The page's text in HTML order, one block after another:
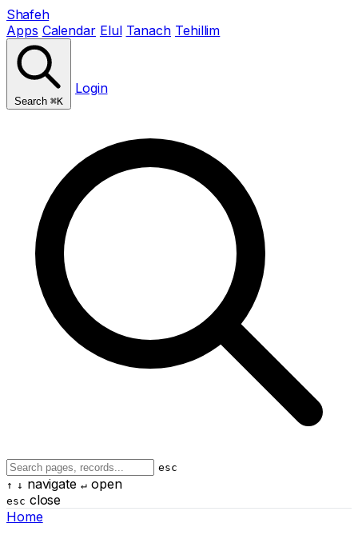
Shafeh
Apps Calendar Elul Tanach Tehillim
Search ⌘K
Login
esc
↑ ↓ navigate ↵open
esc close
Home